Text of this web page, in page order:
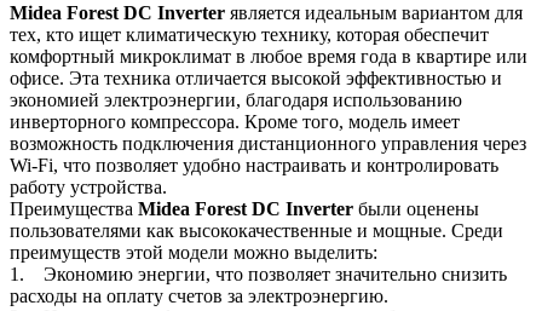
Midea Forest DC Inverter является идеальным вариантом для
тех, кто ищет климатическую технику, которая обеспечит
комфортный микроклимат в любое время года в квартире или
офисе. Эта техника отличается высокой эффективностью и
экономией электроэнергии, благодаря использованию
инверторного компрессора. Кроме того, модель имеет
возможность подключения дистанционного управления через
Wi-Fi, что позволяет удобно настраивать и контролировать
работу устройства.
Преимущества Midea Forest DC Inverter были оценены
пользователями как высококачественные и мощные. Среди
преимуществ этой модели можно выделить:
1. Экономию энергии, что позволяет значительно снизить
расходы на оплату счетов за электроэнергию.